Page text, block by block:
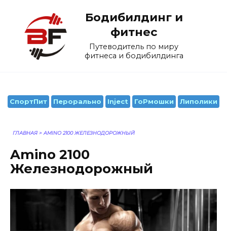
содержанию
Бодибилдинг и
фитнес
Путеводитель по миру
фитнеса и бодибилдинга
СпортПит Перорально Inject ГоРмошки Липолики
ГЛАВНАЯ > AMINO 2100 ЖЕЛЕЗНОДОРОЖНЫЙ
Amino 2100
Железнодорожный